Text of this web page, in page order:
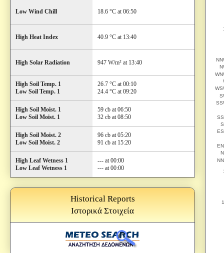
Low Wind Chill 18.6 °C at 06:50
High Heat Index 40.9 °C at 13:40
High Solar Radiation 947 W/m² at 13:40
High Soil Temp. 1
Low Soil Temp. 1
26.7 °C at 00:10
24.4 °C at 09:20
High Soil Moist. 1
Low Soil Moist. 1
59 cb at 06:50
32 cb at 08:50
High Soil Moist. 2
Low Soil Moist. 2
96 cb at 05:20
91 cb at 15:20
High Leaf Wetness 1
Low Leaf Wetness 1
--- at 00:00
--- at 00:00
Historical Reports
Ιστορικά Στοιχεία